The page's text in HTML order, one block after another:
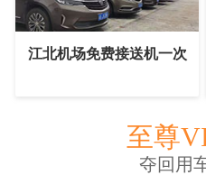
江北机场免费接送机一次
至尊
夺回用